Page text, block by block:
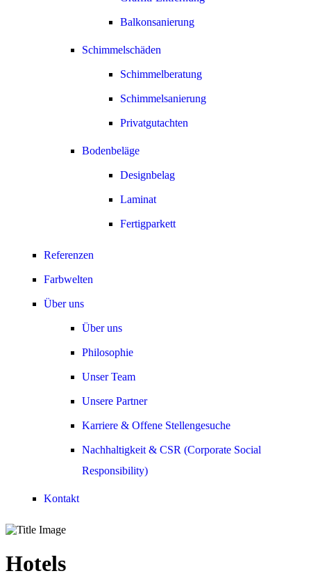
Balkonsanierung
Schimmelschäden
Schimmelberatung
Schimmelsanierung
Privatgutachten
Bodenbeläge
Designbelag
Laminat
Fertigparkett
Referenzen
Farbwelten
Über uns
Über uns
Philosophie
Unser Team
Unsere Partner
Karriere & Offene Stellengesuche
Nachhaltigkeit & CSR (Corporate Social
Responsibility)
Kontakt
Hotels